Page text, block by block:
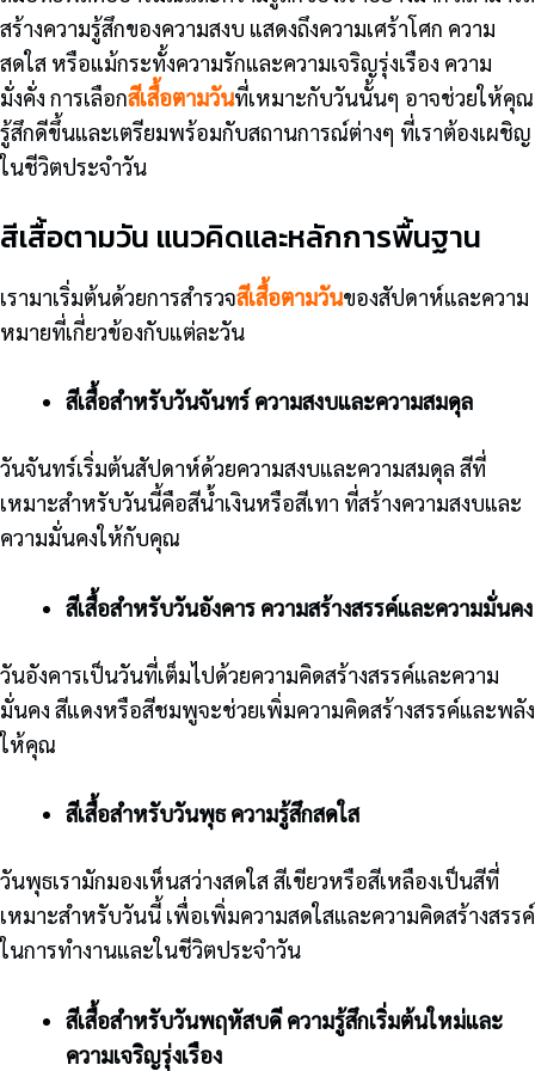
สร้างความรู้สึกของความสงบ แสดงถึงความเศร้าโศก ความ
สดใส หรือแม้กระทั้งความรักและความเจริญรุ่งเรือง ความ
มั่งคั่ง การเลือกสีเสื้อตามวันที่เหมาะกับวันนั้นๆ อาจช่วยให้คุณ
รู้สึกดีขึ้นและเตรียมพร้อมกับสถานการณ์ต่างๆ ที่เราต้องเผชิญ
ในชีวิตประจำวัน
สีเสื้อตามวัน แนวคิดและหลักการพื้นฐาน
เรามาเริ่มต้นด้วยการสำรวจสีเสื้อตามวันของสัปดาห์และความ
หมายที่เกี่ยวข้องกับแต่ละวัน
สีเสื้อสำหรับวันจันทร์ ความสงบและความสมดุล
วันจันทร์เริ่มต้นสัปดาห์ด้วยความสงบและความสมดุล สีที่
เหมาะสำหรับวันนี้คือสีน้ำเงินหรือสีเทา ที่สร้างความสงบและ
ความมั่นคงให้กับคุณ
สีเสื้อสำหรับวันอังคาร ความสร้างสรรค์และความมั่นคง
วันอังคารเป็นวันที่เต็มไปด้วยความคิดสร้างสรรค์และความ
มั่นคง สีแดงหรือสีชมพูจะช่วยเพิ่มความคิดสร้างสรรค์และพลัง
ให้คุณ
สีเสื้อสำหรับวันพุธ ความรู้สึกสดใส
วันพุธเรามักมองเห็นสว่างสดใส สีเขียวหรือสีเหลืองเป็นสีที่
เหมาะสำหรับวันนี้ เพื่อเพิ่มความสดใสและความคิดสร้างสรรค์
ในการทำงานและในชีวิตประจำวัน
สีเสื้อสำหรับวันพฤหัสบดี ความรู้สึกเริ่มต้นใหม่และ
ความเจริญรุ่งเรือง